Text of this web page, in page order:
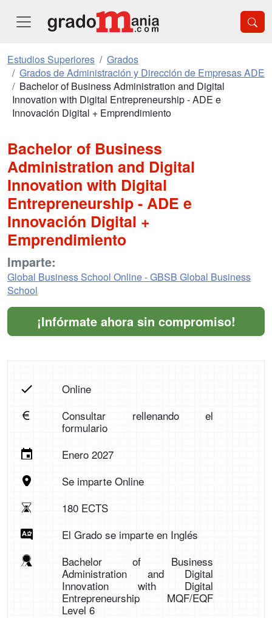
Estudios Superiores
Grados
Grados de Administración y Dirección de Empresas ADE
Bachelor of Business Administration and Digital
Innovation with Digital Entrepreneurship - ADE e
Innovación Digital + Emprendimiento
Bachelor of Business
Administration and Digital
Innovation with Digital
Entrepreneurship - ADE e
Innovación Digital +
Emprendimiento
Imparte:
Global Business School Online - GBSB Global Business
School
¡Infórmate ahora sin compromiso!
Online
Consultar rellenando el
formulario
Enero 2027
Se imparte Online
180 ECTS
El Grado se imparte en Inglés
Bachelor of Business
Administration and Digital
Innovation with Digital
Entrepreneurship MQF/EQF
Level 6